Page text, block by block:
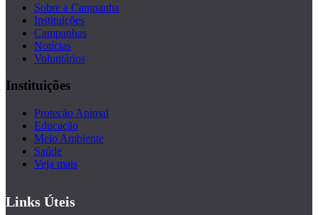
Sobre a Campanha
Instituições
Campanhas
Notícias
Voluntários
Instituições
Proteção Animal
Educação
Meio Ambiente
Saúde
Veja mais
Links Úteis